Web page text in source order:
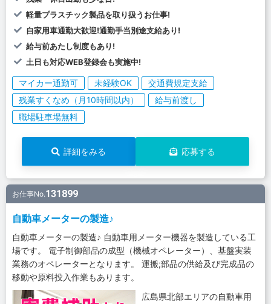
軽量プラスチック製品を取り扱うお仕事!
自家用車通勤大歓迎!通勤手当別途支給あり!
給与前あたし制度もあり!
土日も対応WEB登録会も実施中!
マイカー通勤可 未経験OK
交通費規定支給
残業すくなめ（月10時間以内）
給与前渡し
職場駐車場無料
詳細をみる 応募する
お仕事No.131899
自動車メーターの製造♪
自動車メーターの製造♪ 自動車用メーター機器を製造している工
場です。 電子制御部品の成型（機械オペレーター）、基盤実装
業務のオペレーターとなります。 運搬;部品の供給及び完成品の
移動や原料投入作業もあります。
広島県北部エリアの自動車用